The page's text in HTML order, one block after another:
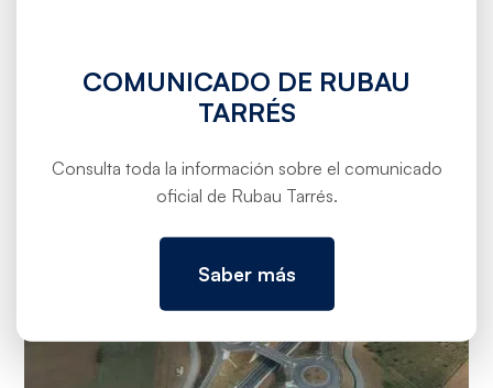
Reordenación enlace AP-7 y C-35 Maçanet
COMUNICADO DE RUBAU
TARRÉS
Consulta toda la información sobre el comunicado
oficial de Rubau Tarrés.
Saber más